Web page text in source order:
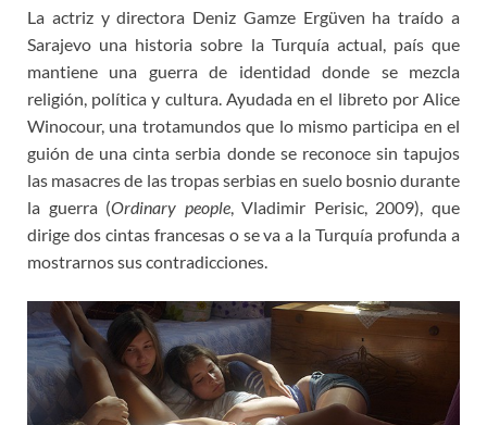
c
e
b
o
o
k
i
t
e
r
s
o
d
o
n
p
y
L
i
n
k
n
e
a
m
e
n
t
r
e
s
t
La actriz y directora Deniz Gamze Ergüven ha traído a
Sarajevo una historia sobre la Turquía actual, país que
mantiene una guerra de identidad donde se mezcla
religión, política y cultura. Ayudada en el libreto por Alice
Winocour, una trotamundos que lo mismo participa en el
guión de una cinta serbia donde se reconoce sin tapujos
las masacres de las tropas serbias en suelo bosnio durante
la guerra (Ordinary people, Vladimir Perisic, 2009), que
dirige dos cintas francesas o se va a la Turquía profunda a
mostrarnos sus contradicciones.